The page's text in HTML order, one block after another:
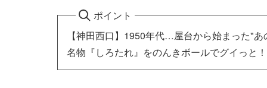
ポイント
【神田西口】1950年代…屋台から始まった"あ
名物『しろたれ』をのんきボールでグイっと！